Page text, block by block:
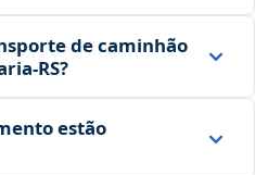
de caminhão
estão